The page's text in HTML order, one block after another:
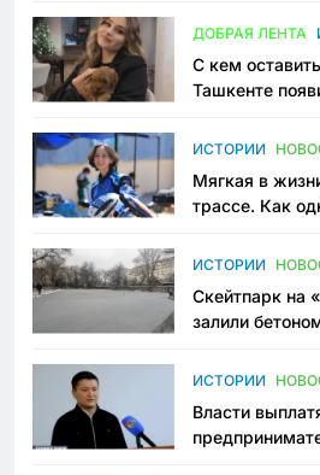
ДОБРАЯ ЛЕНТА
С кем
Ташкенте
ИСТОРИИ
Мягкая в
трассе. Как
Узбекистане
ИСТОРИИ
Скейтпарк на
залили
пространство
ИСТОРИИ
Власти